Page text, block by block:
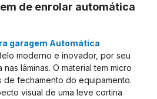
de enrolar automática
garagem Automática
moderno e inovador, por seu
lâminas. O material tem micro
de fechamento do equipamento.
visual de uma leve cortina